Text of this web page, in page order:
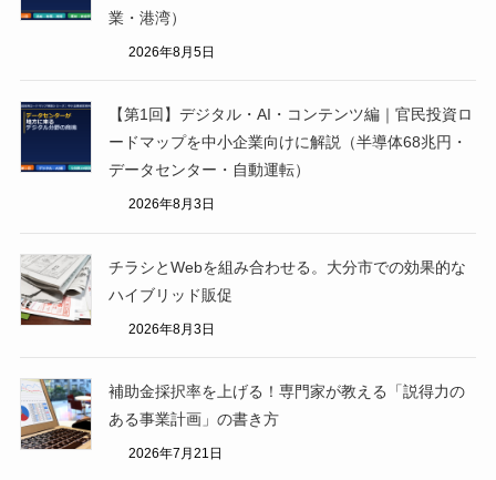
業・港湾）
2026年8月5日
【第1回】デジタル・AI・コンテンツ編｜官民投資ロ
ードマップを中小企業向けに解説（半導体68兆円・
データセンター・自動運転）
2026年8月3日
チラシとWebを組み合わせる。大分市での効果的な
ハイブリッド販促
2026年8月3日
補助金採択率を上げる！専門家が教える「説得力の
ある事業計画」の書き方
2026年7月21日